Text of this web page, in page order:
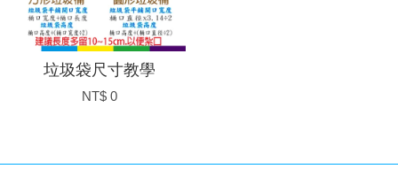
垃圾袋尺寸教學
NT$ 0